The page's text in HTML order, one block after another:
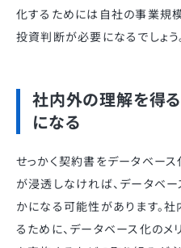
化するためには自社の事業規
投資判断が必要になるでしょう
社内外の理解を得
になる
せっかく契約書をデータベース
が浸透しなければ、データベ
かになる可能性があります。
るために、データベース化の